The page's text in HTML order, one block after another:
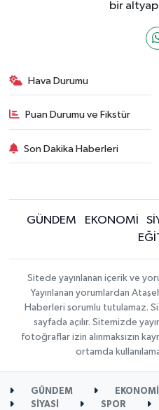
bir
Hava Durumu
Puan Durumu ve Fikstür
Son Dakika Haberleri
GÜNDEM EKONOMİ
Sitede yayınlanan içerik ve
Yayınlanan yorumlardan
Haberleri sorumlu tutulamaz.
sayfada açılır. Sitemizde
fotoğraflar izin alınmaksızın
ortamda
GÜNDEM
EKONOMİ
SİYASİ
SPOR